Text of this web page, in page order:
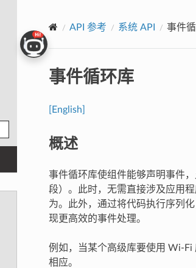
API 参考 系统 API 事件
事件循环库
[English]
概述
事件循环库使组件能够声明事件
段）。此时，无需直接涉及应用
为。此外，通过将代码执行序列
现更高效的事件处理。
例如，当某个高级库要使用 Wi-Fi
相应。